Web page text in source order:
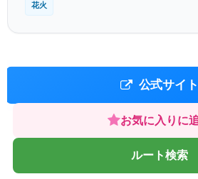
花火
公式サイト
お気に入りに
ルート検索